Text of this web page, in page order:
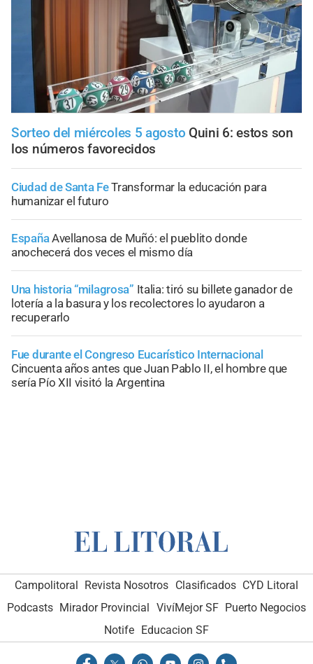
Sorteo del miércoles 5 agosto Quini 6: estos son
los números favorecidos
Ciudad de Santa FeTransformar la educación para
humanizar el futuro
EspañaAvellanosa de Muñó: el pueblito donde
anochecerá dos veces el mismo día
Una historia “milagrosa” Italia: tiró su billete ganador de
lotería a la basura y los recolectores lo ayudaron a
recuperarlo
Fue durante el Congreso Eucarístico Internacional
Cincuenta años antes que Juan Pablo II, el hombre que
sería Pío XII visitó la Argentina
Campolitoral Revista Nosotros Clasificados CYD Litoral
Podcasts Mirador Provincial VivíMejor SF Puerto Negocios
Notife Educacion SF